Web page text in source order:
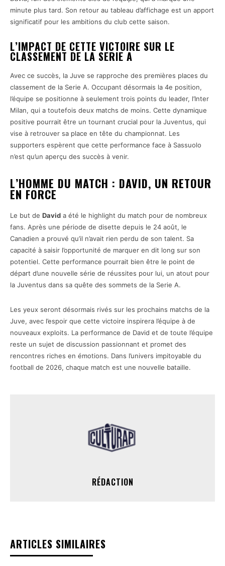
minute plus tard. Son retour au tableau d’affichage est un apport
significatif pour les ambitions du club cette saison.
L’IMPACT DE CETTE VICTOIRE SUR LE
CLASSEMENT DE LA SERIE A
Avec ce succès, la Juve se rapproche des premières places du
classement de la Serie A. Occupant désormais la 4e position,
l’équipe se positionne à seulement trois points du leader, l’Inter
Milan, qui a toutefois deux matchs de moins. Cette dynamique
positive pourrait être un tournant crucial pour la Juventus, qui
vise à retrouver sa place en tête du championnat. Les
supporters espèrent que cette performance face à Sassuolo
n’est qu’un aperçu des succès à venir.
L’HOMME DU MATCH : DAVID, UN RETOUR
EN FORCE
Le but de David a été le highlight du match pour de nombreux
fans. Après une période de disette depuis le 24 août, le
Canadien a prouvé qu’il n’avait rien perdu de son talent. Sa
capacité à saisir l’opportunité de marquer en dit long sur son
potentiel. Cette performance pourrait bien être le point de
départ d’une nouvelle série de réussites pour lui, un atout pour
la Juventus dans sa quête des sommets de la Serie A.
Les yeux seront désormais rivés sur les prochains matchs de la
Juve, avec l’espoir que cette victoire inspirera l’équipe à de
nouveaux exploits. La performance de David et de toute l’équipe
reste un sujet de discussion passionnant et promet des
rencontres riches en émotions. Dans l’univers impitoyable du
football de 2026, chaque match est une nouvelle bataille.
RÉDACTION
ARTICLES SIMILAIRES